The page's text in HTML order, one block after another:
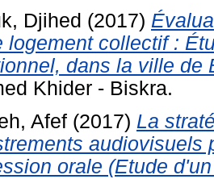
Djihed (2017)
logement collectif :
dans la ville de
Khider - Biskra.
Afef (2017) La
audiovisuels
orale (Etude